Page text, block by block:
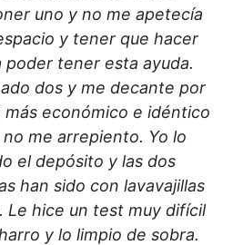
uno y no me apetecía
y tener que hacer
poder tener esta ayuda.
dos y me decante por
económico e idéntico
me arrepiento. Yo lo
el depósito y las dos
han sido con lavavajillas
Le hice un test muy difícil
y lo limpio de sobra.